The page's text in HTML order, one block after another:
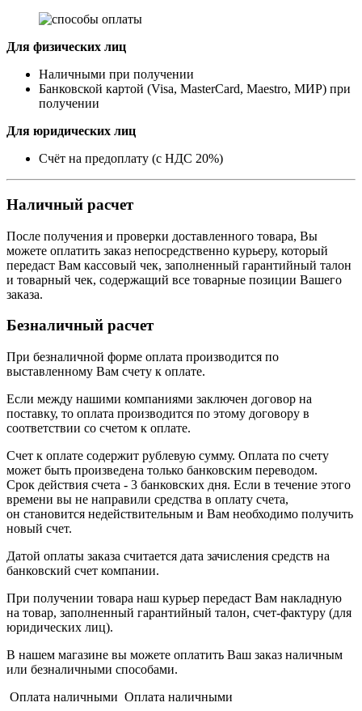
Для физических лиц
Наличными при получении
Банковской картой (Visa, MasterCard, Maestro, МИР) при
получении
Для юридических лиц
Счёт на предоплату (с НДС 20%)
Наличный расчет
После получения и проверки доставленного товара, Вы
можете оплатить заказ непосредственно курьеру, который
передаст Вам кассовый чек, заполненный гарантийный талон
и товарный чек, содержащий все товарные позиции Вашего
заказа.
Безналичный расчет
При безналичной форме оплата производится по
выставленному Вам счету к оплате.
Если между нашими компаниями заключен договор на
поставку, то оплата производится по этому договору в
соответствии со счетом к оплате.
Счет к оплате содержит рублевую сумму. Оплата по счету
может быть произведена только банковским переводом.
Срок действия счета - 3 банковских дня. Если в течение этого
времени вы не направили средства в оплату счета,
он становится недействительным и Вам необходимо получить
новый счет.
Датой оплаты заказа считается дата зачисления средств на
банковский счет компании.
При получении товара наш курьер передаст Вам накладную
на товар, заполненный гарантийный талон, счет-фактуру (для
юридических лиц).
В нашем магазине вы можете оплатить Ваш заказ наличным
или безналичными способами.
Оплата наличными Оплата наличными